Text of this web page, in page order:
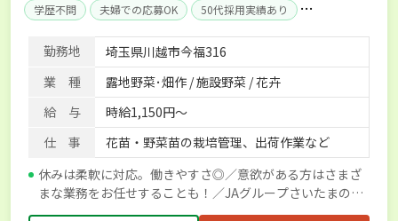
学歴不問
夫婦での応募OK
50代採用実績あり
内定まで最短1週間
AT免許OK
残業月20時間以内
賞与実績あり
勤務地
埼玉県川越市今福316
業 種
露地野菜･畑作 / 施設野菜 / 花卉
給 与
時給1,150円～
仕 事
花苗・野菜苗の栽培管理、出荷作業など
休みは柔軟に対応。働きやすさ◎／意欲がある方はさまざ
まな業務をお任せすることも！／JAグループさいたまの支
援のもと掲載しています